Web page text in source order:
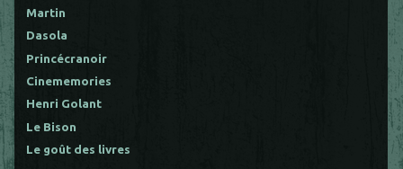
Martin
Dasola
Princécranoir
Cinememories
Henri Golant
Le Bison
Le goût des livres